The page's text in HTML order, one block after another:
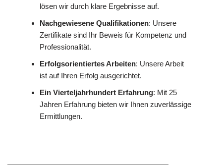
lösen wir durch klare Ergebnisse auf.
Nachgewiesene Qualifikationen: Unsere
Zertifikate sind Ihr Beweis für Kompetenz und
Professionalität.
Erfolgsorientiertes Arbeiten: Unsere Arbeit
ist auf Ihren Erfolg ausgerichtet.
Ein Vierteljahrhundert Erfahrung: Mit 25
Jahren Erfahrung bieten wir Ihnen zuverlässige
Ermittlungen.